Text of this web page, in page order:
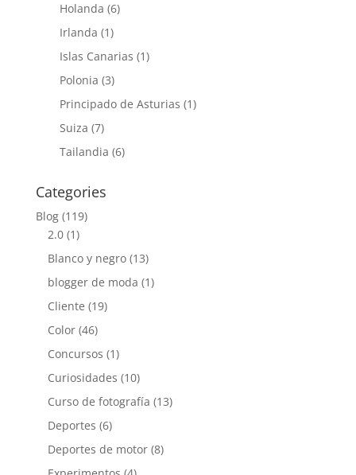
Holanda (6)
Irlanda (1)
Islas Canarias (1)
Polonia (3)
Principado de Asturias (1)
Suiza (7)
Tailandia (6)
Categories
Blog(119)
2.0(1)
Blanco y negro(13)
blogger de moda (1)
Cliente (19)
Color(46)
Concursos (1)
Curiosidades (10)
Curso de fotografía (13)
Deportes (6)
Deportes de motor(8)